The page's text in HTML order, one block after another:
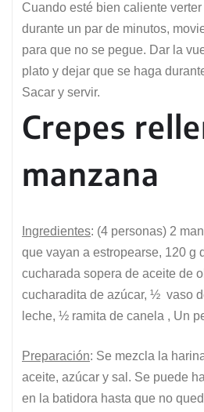
Cuando esté bien caliente
durante un par de minutos,
para que no se pegue. Dar la
plato y dejar que se haga
Sacar y servir.
Crepes
manzana
Ingredientes: (4 personas) 2
que vayan a estropearse, 120 g
cucharada sopera de aceite de
cucharadita de azúcar, ½ vaso
leche, ½ ramita de canela , Un
Preparación: Se mezcla la
aceite, azúcar y sal. Se puede
en la batidora hasta que no